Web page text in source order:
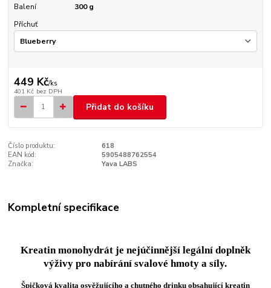
Balení
300 g
Příchuť
449 Kč/ks
401 Kč bez DPH
Přidat do košíku
Číslo produktu:
618
EAN kód:
5905488762554
Značka:
Yava LABS
Kompletní specifikace
Kreatin monohydrát je nejúčinnější legální doplněk
výživy pro nabírání svalové hmoty a síly.
Špičková kvalita osvěžujícího a chutného drinku obsahující kreatin